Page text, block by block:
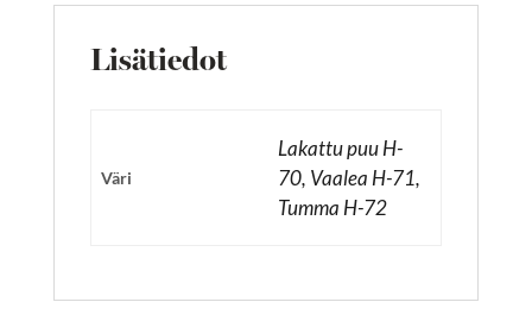
Lisätiedot
Väri
Lakattu puu H-
70, Vaalea H-71,
Tumma H-72